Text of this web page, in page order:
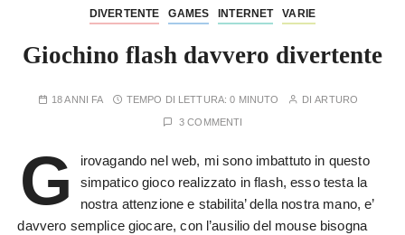
DIVERTENTE GAMES INTERNET VARIE
Giochino flash davvero divertente
18 ANNI FA TEMPO DI LETTURA:0 MINUTO DIARTURO
3 COMMENTI
G
irovagando nel web, mi sono imbattuto in questo
simpatico gioco realizzato in flash, esso testa la
nostra attenzione e stabilita’ della nostra mano, e’
davvero semplice giocare, con l’ausilio del mouse bisogna